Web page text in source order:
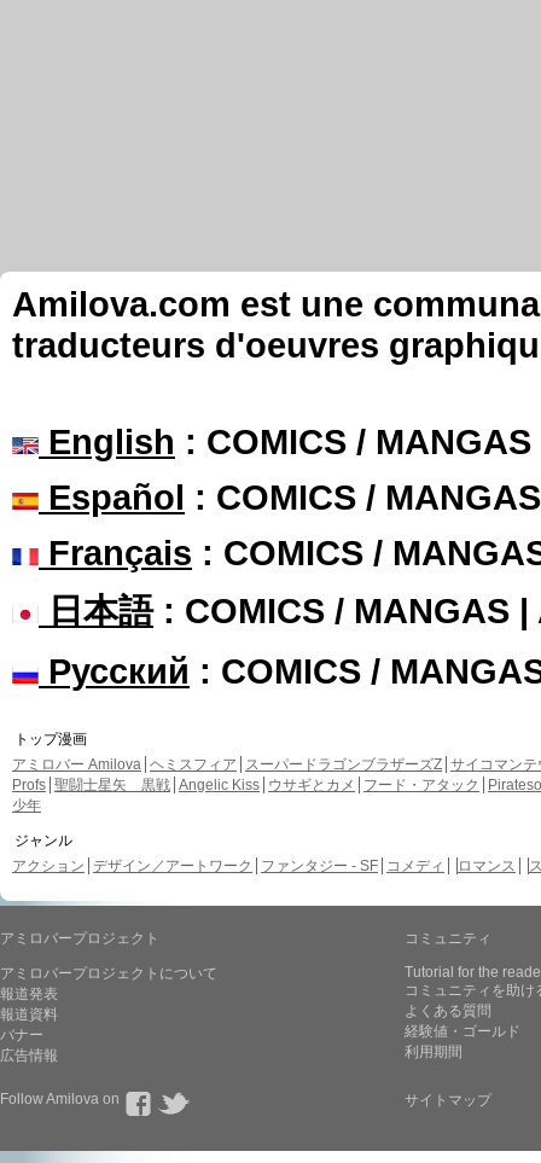
Amilova.com est une
traducteurs d'oeuvres
English : COMICS /
Español : COMICS /
Français : COMICS /
日本語: COMICS / MANGAS |
Русский : COMICS /
トップ漫画
アミロバー Amilova ヘミスフィア スーパードラゴンブラザーズZ サイコマンテ
Profs 聖闘士星矢 黒戦 Angelic Kiss ウサギとカメ フード・アタック
少年
ジャンル
アクション デザイン／アートワーク ファンタジー - SF コメディ ロマンス
アミロバープロジェクト
アミロバープロジェクトについて
報道発表
報道資料
バナー
広告情報
コミュニティ
Tutorial for the
コミュニティを助け
よくある質問
経験値・ゴールド
利用期間
Follow Amilova on サイトマップ